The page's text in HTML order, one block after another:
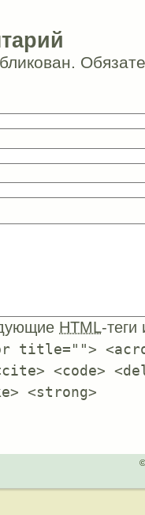
HTML-
title="">
<code>
<strong>